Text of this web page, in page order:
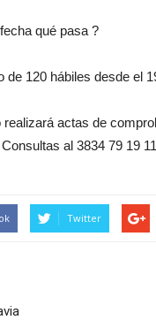
qué pasa ?
de 120 hábiles desde el
actas de
al 3834 79 19
Twitter